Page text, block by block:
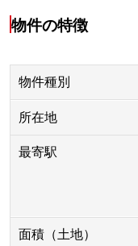
物件の特徴
物件種別
所在地
最寄駅
面積（土地）